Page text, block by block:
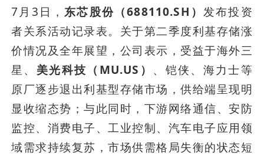
7月3日， 东芯股份（688110.SH）发布投资
者关系活动记录表。关于第二季度利基存储涨
价情况及全年展望，公司表示，受益于海外三
星、 美光科技（MU.US） 、铠侠、海力士等
原厂逐步退出利基型存储市场，供给端呈现明
显收缩态势；与此同时，下游网络通信、安防
监控、消费电子、工业控制、汽车电子应用领
域需求持续复苏，市场供需格局失衡的状态短